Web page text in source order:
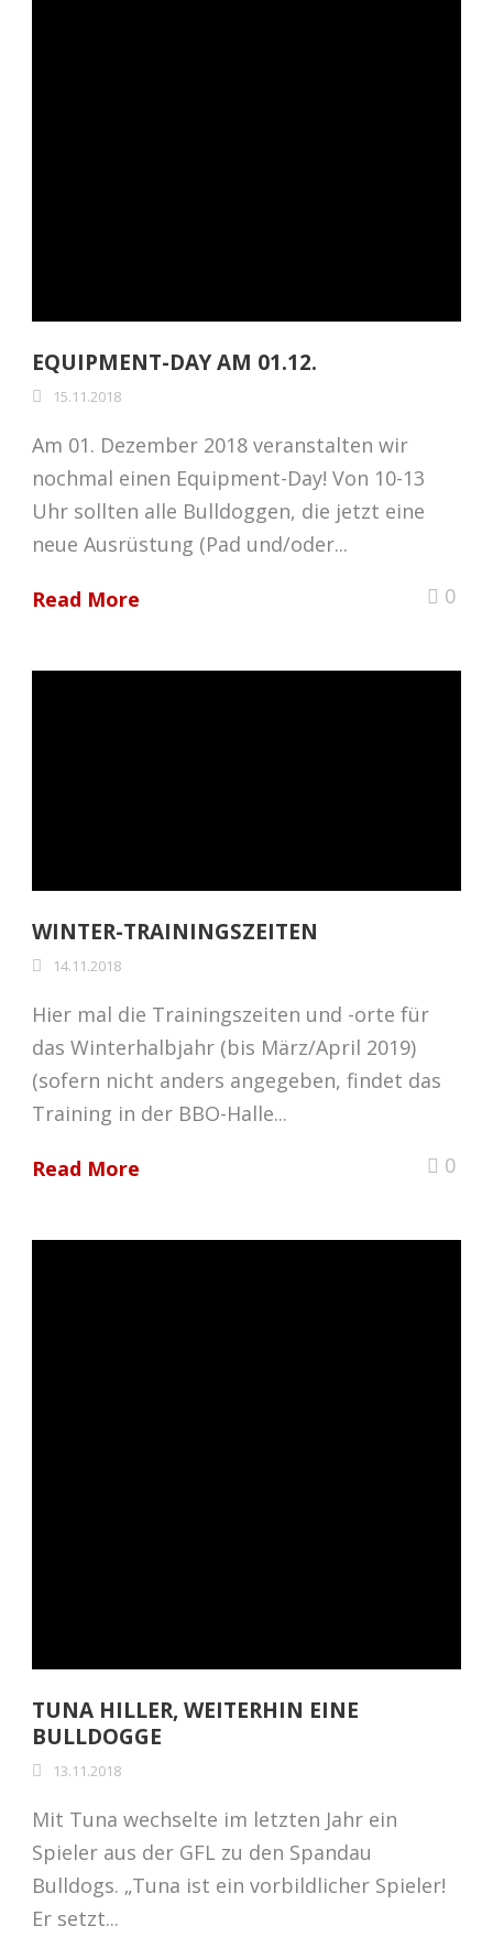
EQUIPMENT-DAY AM 01.12.
15.11.2018
Am 01. Dezember 2018 veranstalten wir
nochmal einen Equipment-Day! Von 10-13
Uhr sollten alle Bulldoggen, die jetzt eine
neue Ausrüstung (Pad und/oder...
Read More 0
WINTER-TRAININGSZEITEN
14.11.2018
Hier mal die Trainingszeiten und -orte für
das Winterhalbjahr (bis März/April 2019)
(sofern nicht anders angegeben, findet das
Training in der BBO-Halle...
Read More 0
TUNA HILLER, WEITERHIN EINE
BULLDOGGE
13.11.2018
Mit Tuna wechselte im letzten Jahr ein
Spieler aus der GFL zu den Spandau
Bulldogs. „Tuna ist ein vorbildlicher Spieler!
Er setzt...